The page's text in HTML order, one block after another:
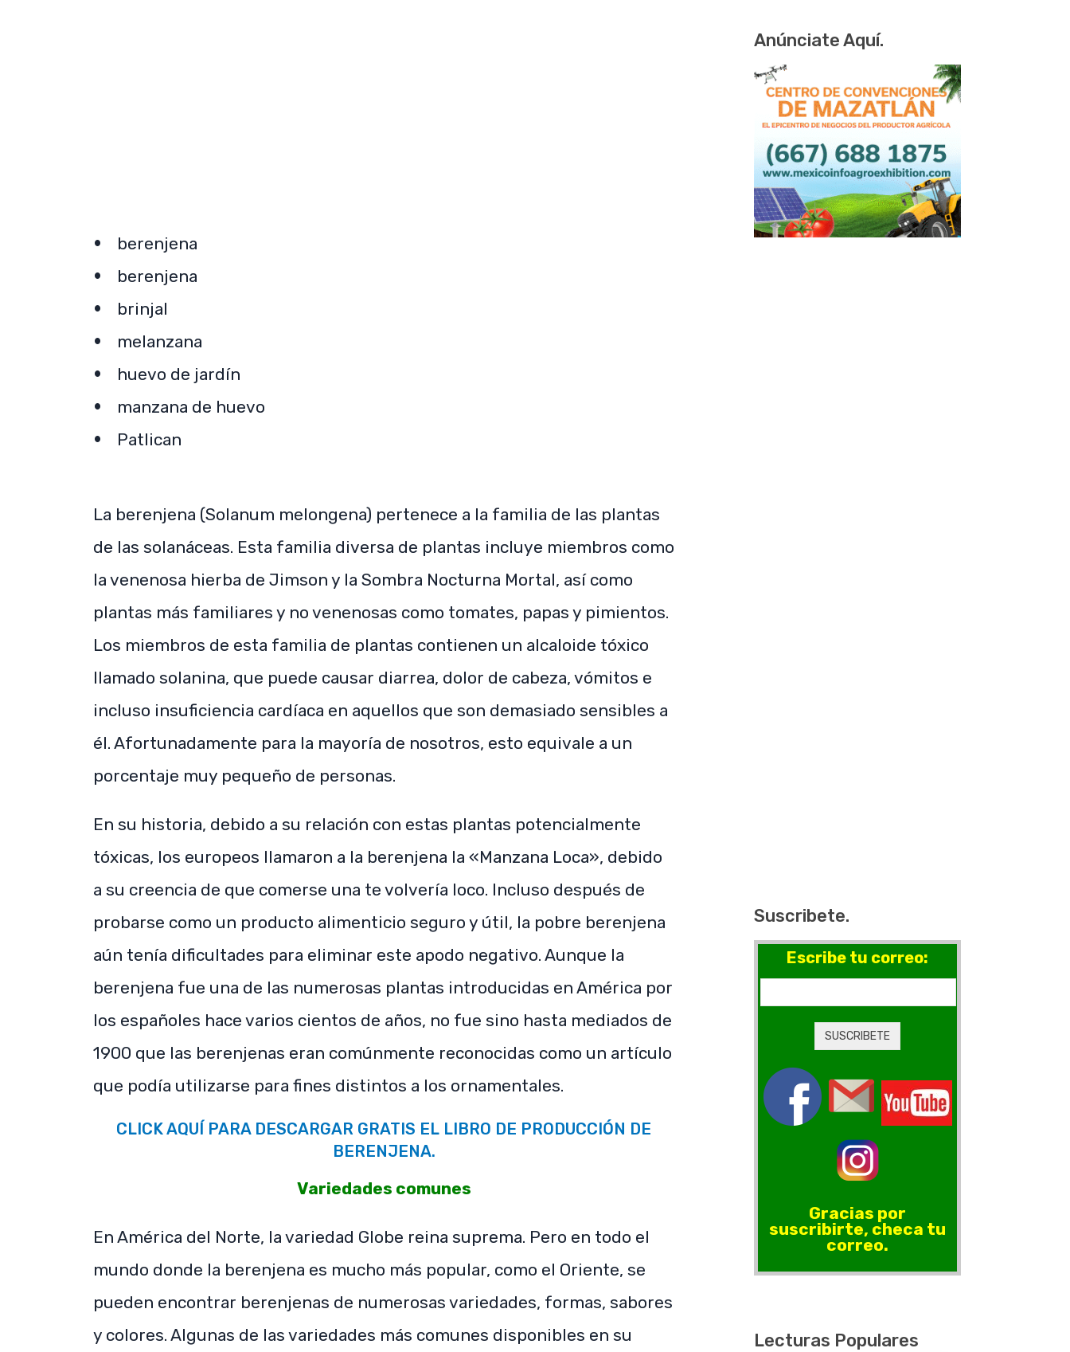
berenjena
berenjena
brinjal
melanzana
huevo de jardín
manzana de huevo
Patlican
La berenjena (Solanum melongena) pertenece a la familia de las plantas
de las solanáceas. Esta familia diversa de plantas incluye miembros como
la venenosa hierba de Jimson y la Sombra Nocturna Mortal, así como
plantas más familiares y no venenosas como tomates, papas y pimientos.
Los miembros de esta familia de plantas contienen un alcaloide tóxico
llamado solanina, que puede causar diarrea, dolor de cabeza, vómitos e
incluso insuficiencia cardíaca en aquellos que son demasiado sensibles a
él. Afortunadamente para la mayoría de nosotros, esto equivale a un
porcentaje muy pequeño de personas.
En su historia, debido a su relación con estas plantas potencialmente
tóxicas, los europeos llamaron a la berenjena la «Manzana Loca», debido
a su creencia de que comerse una te volvería loco. Incluso después de
probarse como un producto alimenticio seguro y útil, la pobre berenjena
aún tenía dificultades para eliminar este apodo negativo. Aunque la
berenjena fue una de las numerosas plantas introducidas en América por
los españoles hace varios cientos de años, no fue sino hasta mediados de
1900 que las berenjenas eran comúnmente reconocidas como un artículo
que podía utilizarse para fines distintos a los ornamentales.
CLICK AQUÍ PARA DESCARGAR GRATIS EL LIBRO DE PRODUCCIÓN DE
BERENJENA.
Variedades comunes
En América del Norte, la variedad Globe reina suprema. Pero en todo el
mundo donde la berenjena es mucho más popular, como el Oriente, se
pueden encontrar berenjenas de numerosas variedades, formas, sabores
y colores. Algunas de las variedades más comunes disponibles en su
Anúnciate Aquí.
Suscribete.
Escribe tu correo:
Gracias por
suscribirte, checa tu
correo.
Lecturas Populares